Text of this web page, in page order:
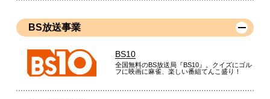
BS放送事業
BS10
全国無料のBS放送局『BS10』。クイズにゴル
フに映画に麻雀、楽しい番組てんこ盛り！